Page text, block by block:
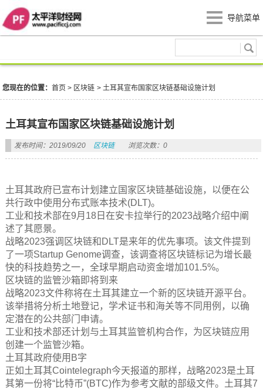
导航菜单
您现在的位置：首页 > 区块链 >土耳其宣布国家区块链基础设施计划
土耳其宣布国家区块链基础设施计划
发布时间：2019/09/20 区块链 浏览次数：0
土耳其政府已宣布计划建立国家区块链基础设施，以便在公
共行政中使用分布式账本技术(DLT)。
工业和技术部在9月18日在安卡拉举行的2023战略介绍中阐
述了其愿景。
战略2023强调区块链和DLT是来年的优先事项。该文件提到
了一项Startup Genome调查，该调查将区块链标记为增长最
快的科技趋势之一，全球早期启动资金增加101.5%。
区块链的监管沙箱即将到来
战略2023文件称将在土耳其建立一个新的区块链开源平台。
该举措将分析土地登记，学术证书和海关等不同用例，以确
定潜在的公共部门申请。
工业和技术部还计划与土耳其监管机构合作，为区块链应用
创建一个监管沙箱。
土耳其政府使用B字
正如土耳其Cointelegraph今天报道的那样，战略2023是土耳
其第一份将“比特币”(BTC)作为参考文献的部级文件。土耳其7